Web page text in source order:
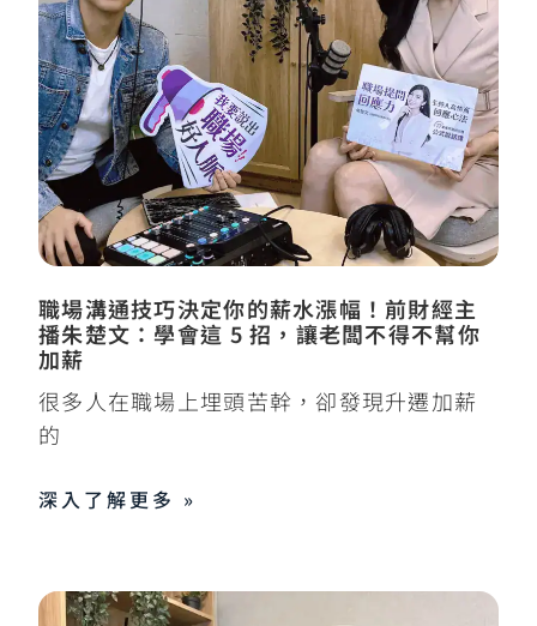
職場溝通技巧決定你的薪水漲幅！前財經主
播朱楚文：學會這 5 招，讓老闆不得不幫你
加薪
很多人在職場上埋頭苦幹，卻發現升遷加薪
的
深入了解更多 »